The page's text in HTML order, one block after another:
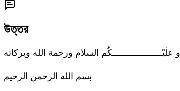
উত্তর
و علَيْــــــــــــــــــــكُم السلام ورحمة الله وبركاته
بسم الله الرحمن الرحيم